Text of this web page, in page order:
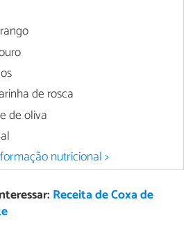
de rosca
de oliva
nutricional >
Receita de Coxa de